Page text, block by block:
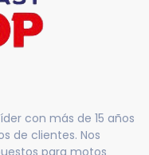
con más de 15 años
de clientes. Nos
para motos